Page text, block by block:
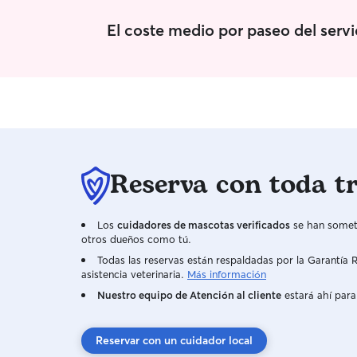
El coste medio por paseo del
Reserva con toda
Los cuidadores de mascotas verificados se han
otros dueños como tú.
Todas las reservas están respaldadas por la
asistencia veterinaria. Más información
Nuestro equipo de Atención al cliente estará ahí
Reservar con un cuidador local